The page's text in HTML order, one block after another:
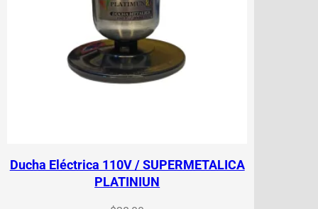
Ducha Eléctrica 110V / SUPERMETALICA
PLATINIUN